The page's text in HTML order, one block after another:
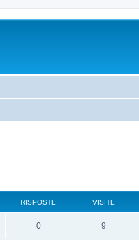
RISPOSTE VISITE
0 9